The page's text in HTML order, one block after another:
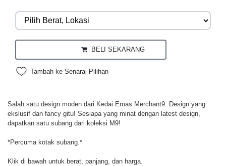
BELI SEKARANG
Tambah ke Senarai Pilihan
Salah satu design moden dari Kedai Emas Merchant9. Design yang
ekslusif dan fancy gitu! Sesiapa yang minat dengan latest design,
dapatkan satu subang dari koleksi M9!
*Percuma kotak subang.*
Klik di bawah untuk berat, panjang, dan harga.